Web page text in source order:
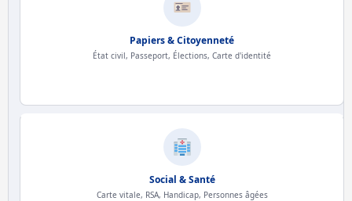
Papiers & Citoyenneté
État civil, Passeport, Élections, Carte d'identité
Social & Santé
Carte vitale, RSA, Handicap, Personnes âgées